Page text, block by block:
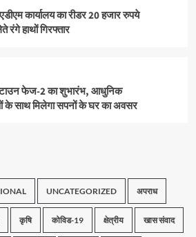
कार्यालय का रीडर 20 हजार रुपये
रंगे हाथों गिरफ्तार
टाउन फेज-2 का शुभारंभ, आधुनिक
के साथ मिलेगा सपनों के घर का अवसर
UNCATEGORIZED अपराध
कृषि कोविड-19 क्षेत्रीय खास संवाद